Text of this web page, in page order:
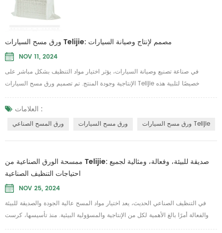
ورق مسح السيارات Telijie: مصمم لإنتاج وصيانة السيارات
NOV 11, 2024
في صناعة تصنيع وصيانة السيارات، يؤثر اختيار مواد التنظيف بشكل مباشر على
الإنتاجية وجودة المنتج. تم تصميم ورق مسح السيارات Telijie خصيصًا لتلبية هذه
المتطلبات، مما يوفر متانة استثنائية وفوائد بيئية، مما يجعله حل تنظيف أساسي
لتطبيقات السيارات. مصنوعة من لب الخشب النقي بنسبة 100% والقطن الشبكي،
ورق المسح Telijie يوفر قوة فائقة، وامتصاص عالي لكل من الماء والزيت، ويحتفظ
العلامات :
ورق المسح الصناعي ورق مسح السيارات ورق مسح السيارات Telijie
ممسحة الورق الصناعية من Telijie: صديقة للبيئة، وفعالة، ومثالية لجميع
احتياجات التنظيف الصناعية
NOV 25, 2024
في التنظيف الصناعي الحديث، يعد اختيار مواد المسح عالية الجودة والصديقة للبيئة
والفعالة أمرًا بالغ الأهمية لكل من الإنتاجية والمسؤولية البيئية. منذ تأسيسها، كرست
شركة Telijie جهودها لتوفير حلول التنظيف الصناعية المبتكرة. لقد أصبحت مساحات